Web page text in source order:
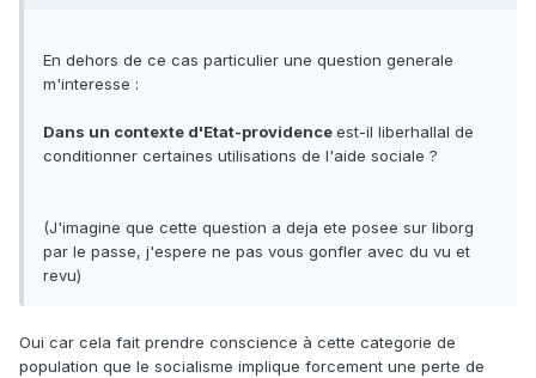
En dehors de ce cas particulier une question generale
m'interesse :
Dans un contexte d'Etat-providenceest-il liberhallal de
conditionner certaines utilisations de l'aide sociale ?
(J'imagine que cette question a deja ete posee sur liborg
par le passe, j'espere ne pas vous gonfler avec du vu et
revu)
Oui car cela fait prendre conscience à cette categorie de
population que le socialisme implique forcement une perte de